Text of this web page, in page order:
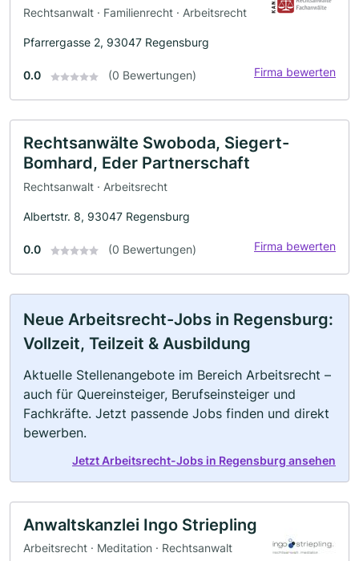
Rechtsanwalt · Familienrecht · Arbeitsrecht
Pfarrergasse 2, 93047 Regensburg
0.0 (0 Bewertungen) Firma bewerten
Rechtsanwälte Swoboda, Siegert-
Bomhard, Eder Partnerschaft
Rechtsanwalt · Arbeitsrecht
Albertstr. 8, 93047 Regensburg
0.0 (0 Bewertungen) Firma bewerten
Neue Arbeitsrecht-Jobs in Regensburg:
Vollzeit, Teilzeit & Ausbildung
Aktuelle Stellenangebote im Bereich Arbeitsrecht –
auch für Quereinsteiger, Berufseinsteiger und
Fachkräfte. Jetzt passende Jobs finden und direkt
bewerben.
Jetzt Arbeitsrecht-Jobs in Regensburg ansehen
Anwaltskanzlei Ingo Striepling
Arbeitsrecht · Meditation · Rechtsanwalt